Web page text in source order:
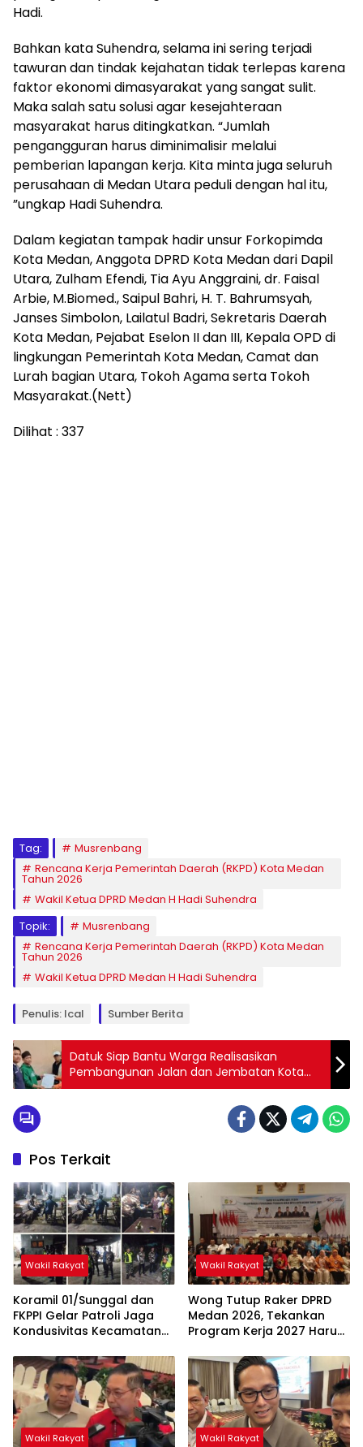
Hadi.
Bahkan kata Suhendra, selama ini sering terjadi
tawuran dan tindak kejahatan tidak terlepas karena
faktor ekonomi dimasyarakat yang sangat sulit.
Maka salah satu solusi agar kesejahteraan
masyarakat harus ditingkatkan. “Jumlah
pengangguran harus diminimalisir melalui
pemberian lapangan kerja. Kita minta juga seluruh
perusahaan di Medan Utara peduli dengan hal itu,
”ungkap Hadi Suhendra.
Dalam kegiatan tampak hadir unsur Forkopimda
Kota Medan, Anggota DPRD Kota Medan dari Dapil
Utara, Zulham Efendi, Tia Ayu Anggraini, dr. Faisal
Arbie, M.Biomed., Saipul Bahri, H. T. Bahrumsyah,
Janses Simbolon, Lailatul Badri, Sekretaris Daerah
Kota Medan, Pejabat Eselon II dan III, Kepala OPD di
lingkungan Pemerintah Kota Medan, Camat dan
Lurah bagian Utara, Tokoh Agama serta Tokoh
Masyarakat.(Nett)
Dilihat : 337
Tag:
Musrenbang
Rencana Kerja Pemerintah Daerah (RKPD) Kota Medan
Tahun 2026
Wakil Ketua DPRD Medan H Hadi Suhendra
Topik:
Musrenbang
Rencana Kerja Pemerintah Daerah (RKPD) Kota Medan
Tahun 2026
Wakil Ketua DPRD Medan H Hadi Suhendra
Penulis: Ical Sumber Berita
Datuk Siap Bantu Warga Realisasikan
Pembangunan Jalan dan Jembatan Kota
Bangun
Pos Terkait
Wakil Rakyat
Koramil 01/Sunggal dan
FKPPI Gelar Patroli Jaga
Kondusivitas Kecamatan
Wakil Rakyat
Wong Tutup Raker DPRD
Medan 2026, Tekankan
Program Kerja 2027 Harus
Masyarakat
Wakil Rakyat Wakil Rakyat